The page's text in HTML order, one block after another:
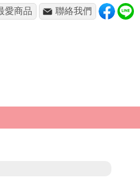
愛商品 聯絡我們 ✖